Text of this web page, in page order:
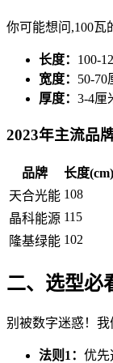
你可能想问,100瓦
长度： 100-
宽度： 50-70
厚度： 3-4厘
2023年主流品
品牌 长度(cm)
天合光能 108
晶科能源 115
隆基绿能 102
二、选型必
别被数字迷惑！我
法则1： 优先